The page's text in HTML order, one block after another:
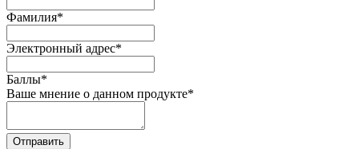
Фамилия*
Электронный адрес*
Баллы*
Ваше мнение о данном продукте*
Отправить